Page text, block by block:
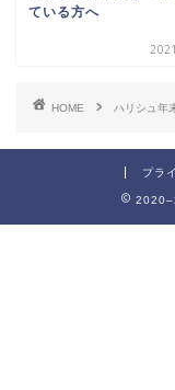
ている方へ
HOME ハリシュ年
プラ